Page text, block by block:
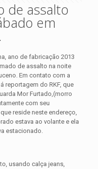
de assalto
em
ano de fabricação 2013
de assalto na noite
Em contato com a
reportagem do RKF, que
Mor Furtado,(morro
com seu
reside neste endereço,
estava ao volante e ela
estacionado.
usando calça jeans,